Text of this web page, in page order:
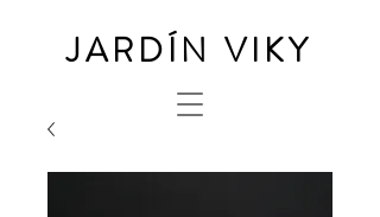
JARDÍN VIKY